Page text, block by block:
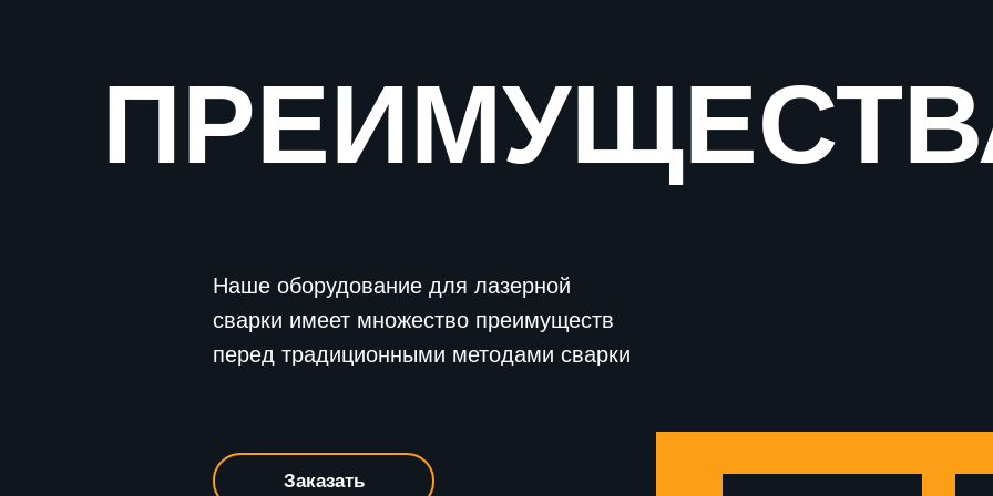
Наше оборудование для лазерной
сварки имеет множество преимуществ
перед традиционными методами сварки
Заказать